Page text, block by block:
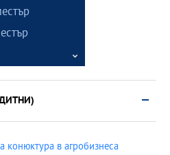
конюктура в агробизнеса